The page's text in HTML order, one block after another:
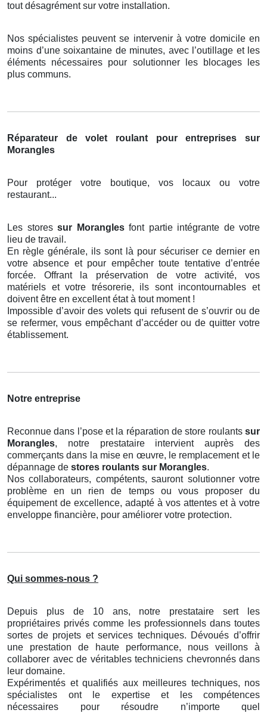
tout désagrément sur votre installation.
Nos spécialistes peuvent se intervenir à votre domicile en
moins d’une soixantaine de minutes, avec l’outillage et les
éléments nécessaires pour solutionner les blocages les
plus communs.
Réparateur de volet roulant pour entreprises sur
Morangles
Pour protéger votre boutique, vos locaux ou votre
restaurant...
Les stores sur Morangles font partie intégrante de votre
lieu de travail.
En règle générale, ils sont là pour sécuriser ce dernier en
votre absence et pour empêcher toute tentative d’entrée
forcée. Offrant la préservation de votre activité, vos
matériels et votre trésorerie, ils sont incontournables et
doivent être en excellent état à tout moment !
Impossible d’avoir des volets qui refusent de s’ouvrir ou de
se refermer, vous empêchant d’accéder ou de quitter votre
établissement.
Notre entreprise
Reconnue dans l’pose et la réparation de store roulants sur
Morangles, notre prestataire intervient auprès des
commerçants dans la mise en œuvre, le remplacement et le
dépannage de stores roulants sur Morangles.
Nos collaborateurs, compétents, sauront solutionner votre
problème en un rien de temps ou vous proposer du
équipement de excellence, adapté à vos attentes et à votre
enveloppe financière, pour améliorer votre protection.
Qui sommes-nous ?
Depuis plus de 10 ans, notre prestataire sert les
propriétaires privés comme les professionnels dans toutes
sortes de projets et services techniques. Dévoués d’offrir
une prestation de haute performance, nous veillons à
collaborer avec de véritables techniciens chevronnés dans
leur domaine.
Expérimentés et qualifiés aux meilleures techniques, nos
spécialistes ont le expertise et les compétences
nécessaires pour résoudre n’importe quel